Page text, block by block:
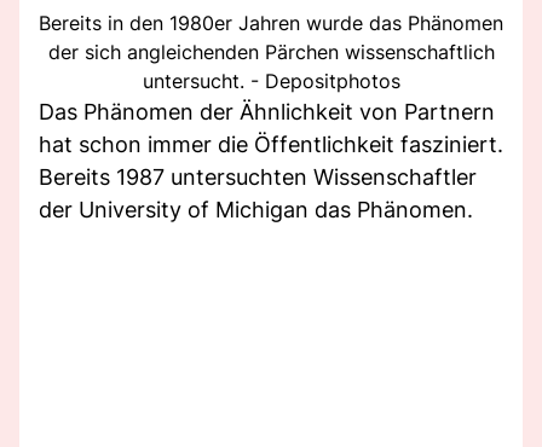
Bereits in den 1980er Jahren wurde das Phänomen
der sich angleichenden Pärchen wissenschaftlich
untersucht. - Depositphotos
Das Phänomen der Ähnlichkeit von Partnern
hat schon immer die Öffentlichkeit fasziniert.
Bereits 1987 untersuchten Wissenschaftler
der University of Michigan das Phänomen.